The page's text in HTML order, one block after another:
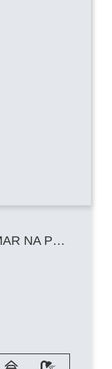
APARTAMENTO FRENTE MAR NA PRAIA DE PERACANGA